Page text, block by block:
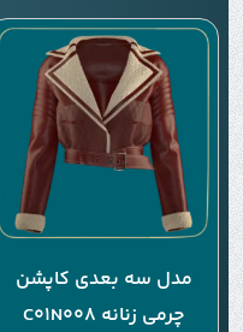
مدل سه بعدی کاپشن
چرمی زنانه C01N008